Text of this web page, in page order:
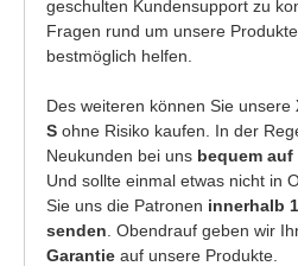
geschulten Kundensupport zu
Fragen rund um unsere
bestmöglich helfen.
Des weiteren können Sie unsere
S ohne Risiko kaufen. In der
Neukunden bei uns bequem
Und sollte einmal etwas nicht in
Sie uns die Patronen innerhalb
senden . Obendrauf geben wir
Garantie auf unsere Produkte.